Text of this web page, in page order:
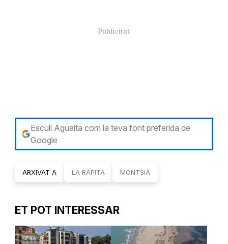
Escull Aguaita com la teva font preferida de
Google
ARXIVAT A LA RÀPITA MONTSIÀ
ET POT INTERESSAR